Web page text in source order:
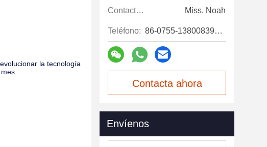
la tecnología
Contactos: Miss. Noah
Teléfono: 86-0755-13800839500
Contacta ahora
Envíenos